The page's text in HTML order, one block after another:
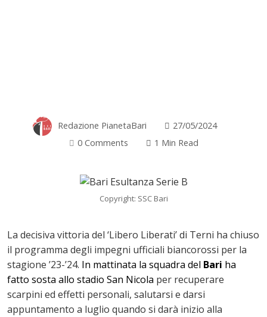
Redazione PianetaBari
27/05/2024
0 Comments
1 Min Read
Copyright: SSC Bari
La decisiva vittoria del ‘Libero Liberati’ di Terni ha chiuso
il programma degli impegni ufficiali biancorossi per la
stagione ’23-’24. In mattinata la squadra del Bari ha
fatto sosta allo stadio San Nicola per recuperare
scarpini ed effetti personali, salutarsi e darsi
appuntamento a luglio quando si darà inizio alla